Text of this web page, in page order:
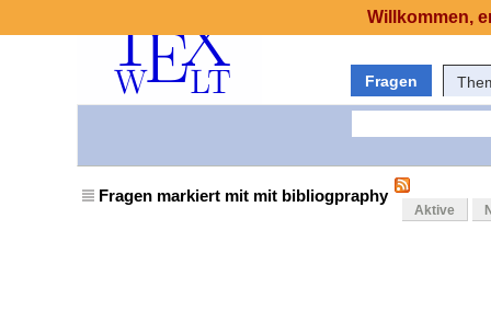
Fragen
Fragen markiert mit mit bibliogpraphy
Aktive
Willkommen,